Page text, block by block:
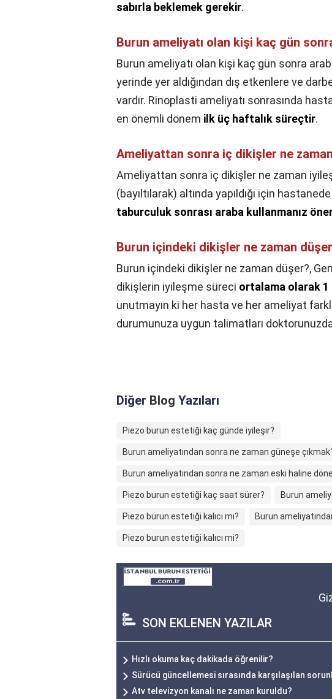
sabırla beklemek gerekir.
Burun ameliyatı olan kişi kaç gün
Burun ameliyatı olan kişi kaç gün sonra
yerinde yer aldığından dış etkenlere ve
vardır. Rinoplasti ameliyatı sonrasında
en önemli dönem ilk üç haftalık süreçtir.
Ameliyattan sonra iç dikişler ne
Ameliyattan sonra iç dikişler ne zaman
(bayıltılarak) altında yapıldığı için
taburculuk sonrası araba kullanmanız
Burun içindeki dikişler ne zaman
Burun içindeki dikişler ne zaman düşer?,
dikişlerin iyileşme süreci ortalama olarak
unutmayın ki her hasta ve her ameliyat
durumunuza uygun talimatları
Diğer Blog Yazıları
Piezo burun estetiği kaç günde iyileşir?
Burun ameliyatından sonra ne zaman güneşe
Burun ameliyatından sonra ne zaman eski haline
Piezo burun estetiği kaç saat sürer? Burun
Piezo burun estetiği kalıcı mı? Burun
Piezo burun estetiği kalıcı mi?
SON EKLENEN YAZILAR
Hızlı okuma kaç dakikada öğrenilir?
Sürücü güncellemesi sırasında karşılaşılan
Atv televizyon kanalı ne zaman kuruldu?